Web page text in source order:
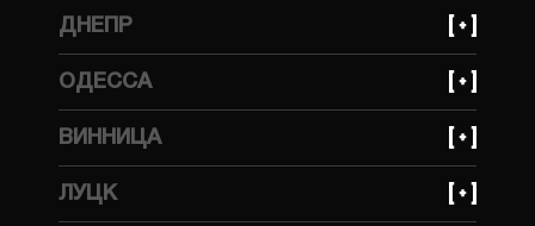
улица Стрыйская, 45ж
ДНЕПР
просп. Богдана Хмельницкого, 148А
ОДЕССА
улица Тракторная, 1А
ВИННИЦА
улица Бучмы, 233
ЛУЦК